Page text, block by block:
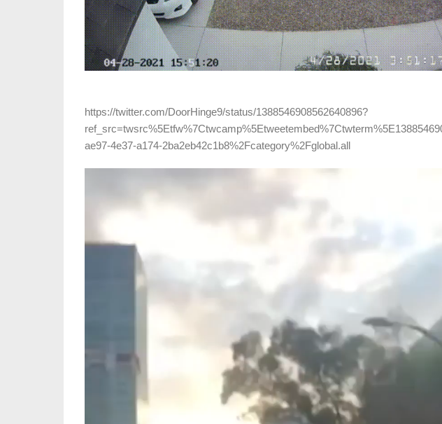
https://twitter.com/DoorHinge9/status/1388546908562640896?
ae97-4e37-a174-2ba2eb42c1b8%2Fcategory%2Fglobal.all